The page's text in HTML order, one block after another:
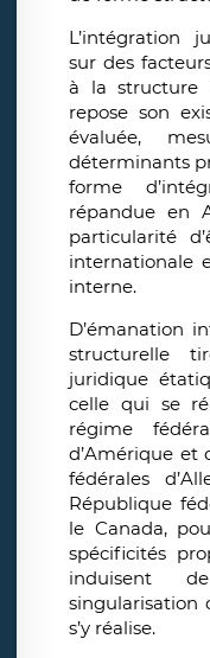
L’intégration
sur des
à la structure
repose son
évaluée,
déterminants
forme
répandue en
particularité
internationale
interne.
D’émanation
structurelle
juridique
celle qui se
régime
d’Amérique et
fédérales
République
le Canada,
spécificités
induisent
singularisation
s’y réalise.